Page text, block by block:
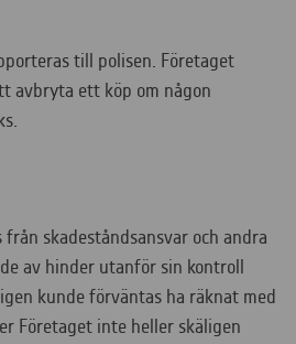
till polisen. Företaget
avbryta ett köp om någon
skadeståndsansvar och andra
av hinder utanför sin kontroll
kunde förväntas ha räknat med
Företaget inte heller skäligen